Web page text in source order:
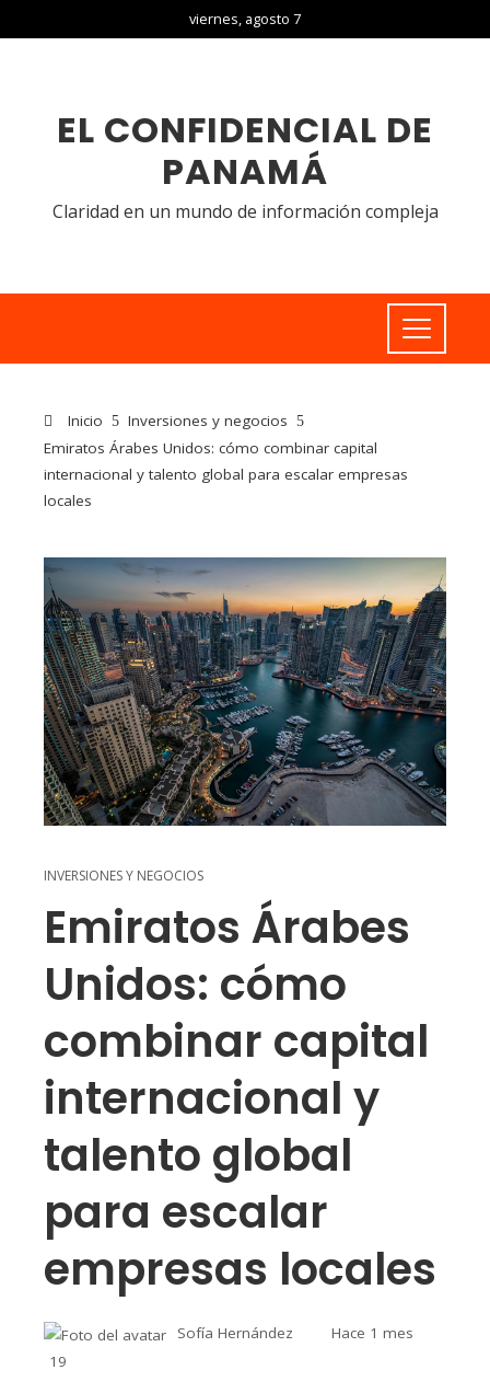
viernes, agosto 7
EL CONFIDENCIAL DE
PANAMÁ
Claridad en un mundo de información compleja
Inicio
Inversiones y negocios
Emiratos Árabes Unidos: cómo combinar capital
internacional y talento global para escalar empresas
locales
INVERSIONES Y NEGOCIOS
Emiratos Árabes
Unidos: cómo
combinar capital
internacional y
talento global
para escalar
empresas locales
Sofía Hernández
Hace 1 mes
19